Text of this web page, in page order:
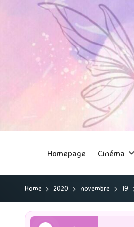
Homepage Cinéma
Home 2020 novembre 19